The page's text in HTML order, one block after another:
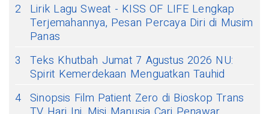
2
Lirik Lagu Sweat - KISS OF LIFE Lengkap
Terjemahannya, Pesan Percaya Diri di Musim
Panas
3
Teks Khutbah Jumat 7 Agustus 2026 NU:
Spirit Kemerdekaan Menguatkan Tauhid
4 Sinopsis Film Patient Zero di Bioskop Trans